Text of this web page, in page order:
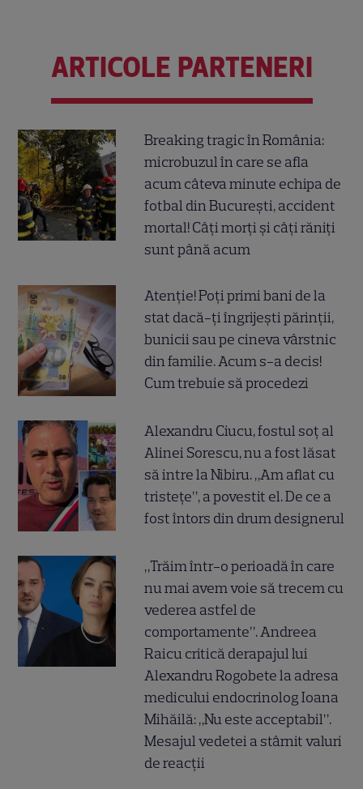
ARTICOLE PARTENERI
Breaking tragic în România:
microbuzul în care se afla
acum câteva minute echipa de
fotbal din București, accident
mortal! Câți morți și câți răniți
sunt până acum
Atenție! Poți primi bani de la
stat dacă-ți îngrijești părinții,
bunicii sau pe cineva vârstnic
din familie. Acum s-a decis!
Cum trebuie să procedezi
Alexandru Ciucu, fostul soț al
Alinei Sorescu, nu a fost lăsat
să intre la Nibiru. „Am aflat cu
tristețe”, a povestit el. De ce a
fost întors din drum designerul
„Trăim într-o perioadă în care
nu mai avem voie să trecem cu
vederea astfel de
comportamente”. Andreea
Raicu critică derapajul lui
Alexandru Rogobete la adresa
medicului endocrinolog Ioana
Mihăilă: „Nu este acceptabil”.
Mesajul vedetei a stârnit valuri
de reacții